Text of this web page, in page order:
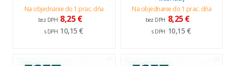
Na objednanie do 1 prac. dňa
bez DPH 8,25 €
s DPH 10,15 €
Na objednanie do 1 prac. dňa
bez DPH 8,25 €
s DPH 10,15 €